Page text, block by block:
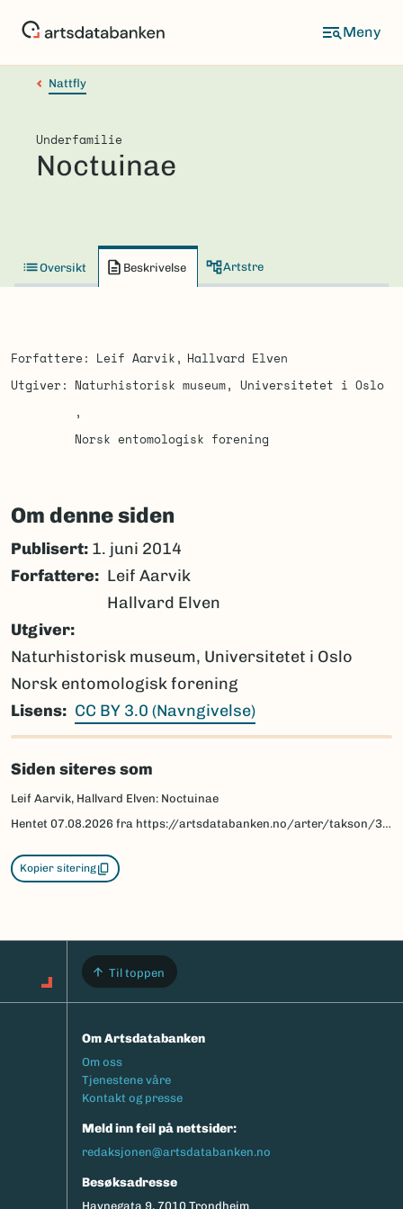
Nattfly
Underfamilie
Noctuinae
Oversikt Beskrivelse Artstre
Forfattere Leif Aarvik
Hallvard Elven
Utgiver
Naturhistorisk museum, Universitetet i Oslo
Norsk entomologisk forening
Om denne siden
Publisert: 1. juni 2014
Forfattere
Leif Aarvik
Hallvard Elven
Utgiver
Naturhistorisk museum, Universitetet i Oslo
Norsk entomologisk forening
Lisens
CC BY 3.0 (Navngivelse)
Siden siteres som
Leif Aarvik, Hallvard Elven: Noctuinae
Hentet 07.08.2026 fra https://artsdatabanken.no/arter/takson/30908/beskrivelse
Kopier sitering
Til toppen
Om Artsdatabanken
Footermeny
Om oss
Tjenestene våre
Kontakt og presse
Meld inn feil på nettsider:
redaksjonen@artsdatabanken.no
Besøksadresse
Havnegata 9, 7010 Trondheim